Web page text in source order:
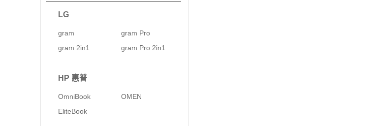
LG
gram
gram Pro
gram 2in1
gram Pro 2in1
HP 惠普
OmniBook
OMEN
EliteBook